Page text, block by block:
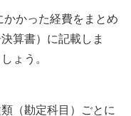
かった経費をまとめ
算書）に記載しま
ょう。
（勘定科目）ごとに